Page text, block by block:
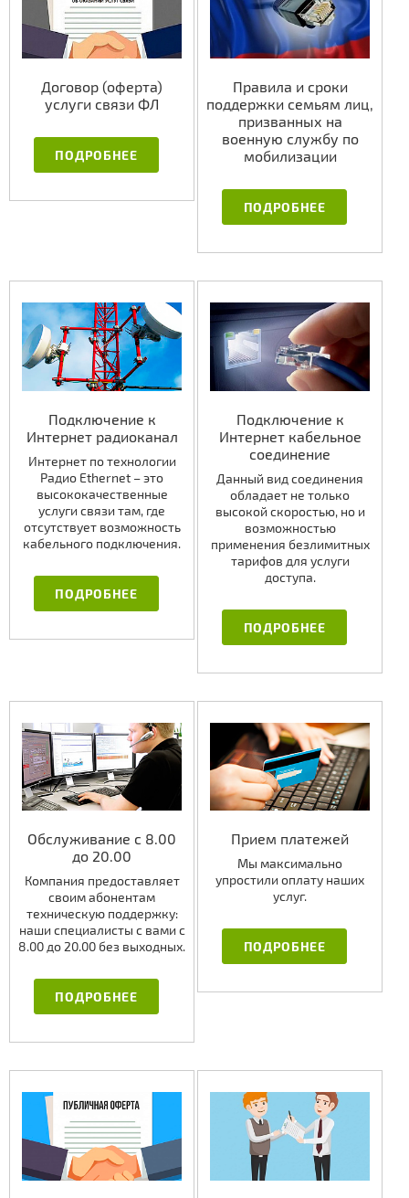
Договор (оферта)
услуги связи ФЛ
ПОДРОБНЕЕ
Правила и сроки
поддержки семьям лиц,
призванных на
военную службу по
мобилизации
ПОДРОБНЕЕ
Подключение к
Интернет радиоканал
Интернет по технологии
Радио Ethernet – это
высококачественные
услуги связи там, где
отсутствует возможность
кабельного подключения.
ПОДРОБНЕЕ
Подключение к
Интернет кабельное
соединение
Данный вид соединения
обладает не только
высокой скоростью, но и
возможностью
применения безлимитных
тарифов для услуги
доступа.
ПОДРОБНЕЕ
Обслуживание с 8.00
до 20.00
Компания предоставляет
своим абонентам
техническую поддержку:
наши специалисты с вами с
8.00 до 20.00 без выходных.
ПОДРОБНЕЕ
Прием платежей
Мы максимально
упростили оплату наших
услуг.
ПОДРОБНЕЕ